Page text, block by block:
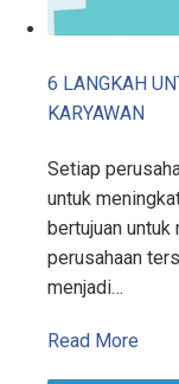
6 LANGKAH
KARYAWAN
Setiap
untuk
bertujuan
perusahaan
menjadi…
Read More